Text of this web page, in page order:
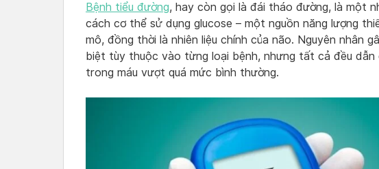
Bệnh tiểu đường, hay còn gọi là đái tháo đường, là một
cách cơ thể sử dụng glucose – một nguồn năng lượng
mô, đồng thời là nhiên liệu chính của não. Nguyên nhân
biệt tùy thuộc vào từng loại bệnh, nhưng tất cả đều dẫn
trong máu vượt quá mức bình thường.